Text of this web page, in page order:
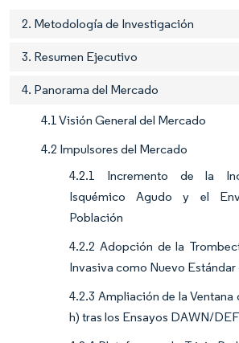
2. Metodología de Investigación
3. Resumen Ejecutivo
4. Panorama del Mercado
4.1 Visión General del Mercado
4.2 Impulsores del Mercado
4.2.1 Incremento de la
Isquémico Agudo y el
Población
4.2.2 Adopción de la
Invasiva como Nuevo
4.2.3 Ampliación de la Ventana
h) tras los Ensayos DAWN/